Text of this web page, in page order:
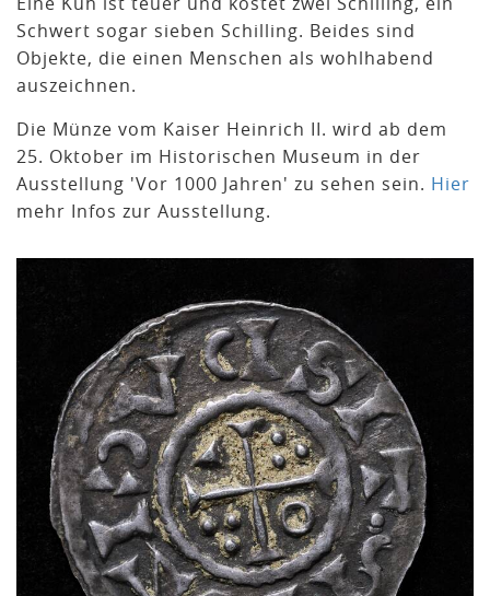
Schwert sogar sieben Schilling. Beides sind
Objekte, die einen Menschen als wohlhabend
auszeichnen.
Die Münze vom Kaiser Heinrich II. wird ab dem
25. Oktober im Historischen Museum in der
Ausstellung 'Vor 1000 Jahren' zu sehen sein. Hier
mehr Infos zur Ausstellung.